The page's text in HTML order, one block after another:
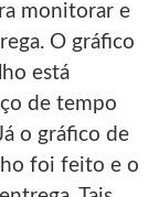
monitorar e
O gráfico
está
de tempo
o gráfico de
foi feito e o